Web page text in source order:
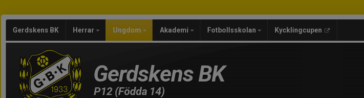
Gerdskens BK Herrar Ungdom Akademi Fotbollsskolan Kycklingcupen
Gerdskens BK
P12 (Födda 14)